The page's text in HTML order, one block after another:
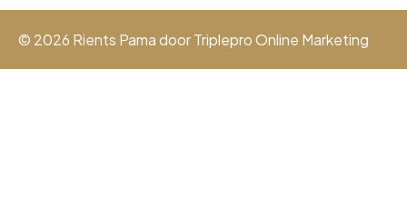
© 2026 Rients Pama doorTriplepro Online Marketing